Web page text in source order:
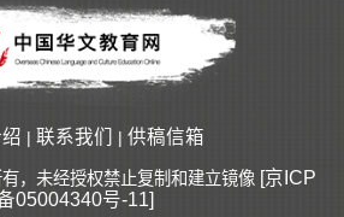
| 联系我们 | 供稿信箱
，未经授权禁止复制和建立镜像 [京ICP
05004340号-11]